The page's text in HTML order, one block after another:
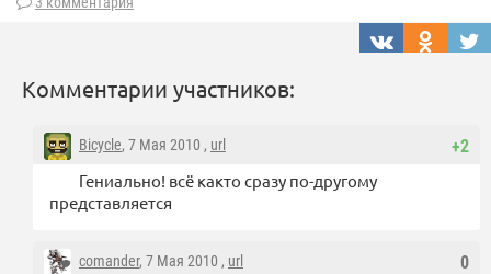
Комментарии участников:
+2
Bicycle, 7 Мая 2010 , url
Гениально! всё както сразу по-другому
представляется
0
comander, 7 Мая 2010 , url